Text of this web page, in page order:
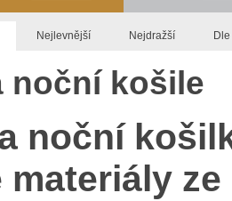
Nejlevnější Nejdražší
noční košile
noční
materiály ze